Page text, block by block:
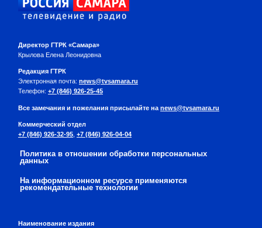
Директор ГТРК «Самара»
Крылова Елена Леонидовна
Редакция ГТРК
Электронная почта: news@tvsamara.ru
Телефон: +7 (846) 926-25-45
Все замечания и пожелания присылайте на news@tvsamara.ru
Коммерческий отдел
+7 (846) 926-32-95 +7 (846) 926-04-04
Политика в отношении обработки персональных
данных
На информационном ресурсе применяются
рекомендательные технологии
Наименование издания